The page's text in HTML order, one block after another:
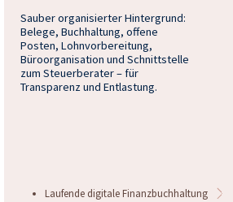
Sauber organisierter Hintergrund:
Belege, Buchhaltung, offene
Posten, Lohnvorbereitung,
Büroorganisation und Schnittstelle
zum Steuerberater – für
Transparenz und Entlastung.
Laufende digitale Finanzbuchhaltung